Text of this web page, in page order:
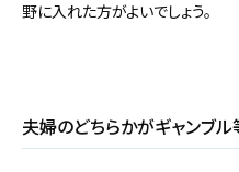
野に入れた方がよいでしょう。
夫婦のどちらかがギャンブ